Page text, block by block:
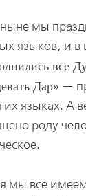
мы
языков, и
все
Дар
—
языках. А
роду
мы все